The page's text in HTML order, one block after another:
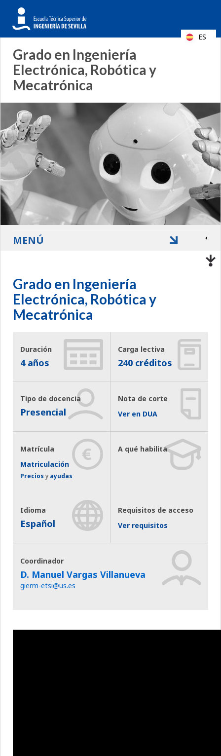
Formulario
de
búsqueda
Search
Grado en Ingeniería
Electrónica, Robótica y
Mecatrónica
Grado en Ingeniería
Electrónica, Robótica y
Mecatrónica
Duración
4 años
Carga lectiva
240 créditos
Tipo de docencia
Presencial
Nota de corte
Ver en DUA
Matrícula
Matriculación
Precios y ayudas
A qué habilita
Idioma
Español
Requisitos de acceso
Ver requisitos
Coordinador
D. Manuel Vargas Villanueva
gierm-etsi@us.es
MENÚ
ES